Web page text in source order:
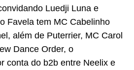
Luedji Luna e
Favela tem MC Cabelinho
além de Puterrier, MC Carol
Dance Order, o
conta do b2b entre Neelix e